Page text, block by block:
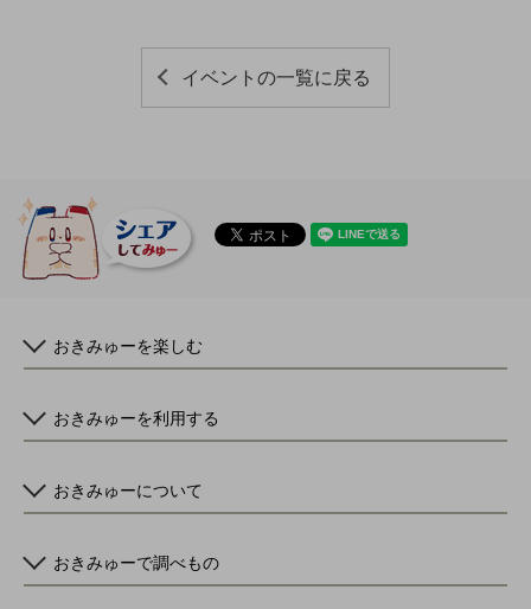
イベントの一覧に戻る
おきみゅーを楽しむ
おきみゅーを利用する
おきみゅーについて
おきみゅーで調べもの